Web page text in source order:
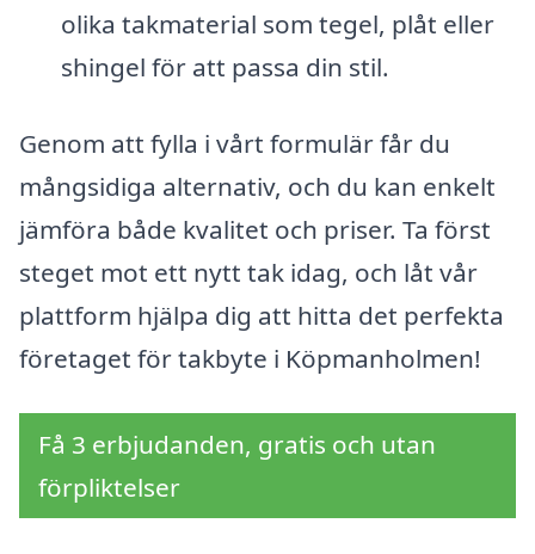
olika takmaterial som tegel, plåt eller
shingel för att passa din stil.
Genom att fylla i vårt formulär får du
mångsidiga alternativ, och du kan enkelt
jämföra både kvalitet och priser. Ta först
steget mot ett nytt tak idag, och låt vår
plattform hjälpa dig att hitta det perfekta
företaget för takbyte i Köpmanholmen!
Få 3 erbjudanden, gratis och utan
förpliktelser